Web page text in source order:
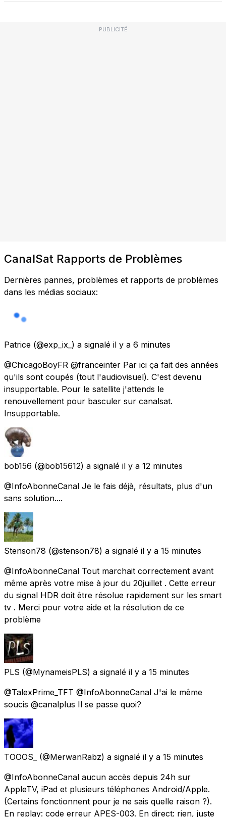
PUBLICITÉ
CanalSat Rapports de Problèmes
Dernières pannes, problèmes et rapports de problèmes
dans les médias sociaux:
Patrice (@exp_ix_) a signalé il y a 6 minutes
@ChicagoBoyFR @franceinter Par ici ça fait des années
qu'ils sont coupés (tout l'audiovisuel). C'est devenu
insupportable. Pour le satellite j'attends le
renouvellement pour basculer sur canalsat.
Insupportable.
bob156 (@bob15612) a signalé il y a 12 minutes
@InfoAbonneCanal Je le fais déjà, résultats, plus d'un
sans solution....
Stenson78 (@stenson78) a signalé il y a 15 minutes
@InfoAbonneCanal Tout marchait correctement avant
même après votre mise à jour du 20juillet . Cette erreur
du signal HDR doit être résolue rapidement sur les smart
tv . Merci pour votre aide et la résolution de ce
problème
PLS (@MynameisPLS) a signalé il y a 15 minutes
@TalexPrime_TFT @InfoAbonneCanal J'ai le même
soucis @canalplus Il se passe quoi?
TOOOS_ (@MerwanRabz) a signalé il y a 15 minutes
@InfoAbonneCanal aucun accès depuis 24h sur
AppleTV, iPad et plusieurs téléphones Android/Apple.
(Certains fonctionnent pour je ne sais quelle raison ?).
En replay: code erreur APES-003. En direct: rien, juste